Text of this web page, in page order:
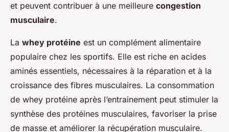
et peuvent contribuer à une meilleure congestion
musculaire.
La whey protéine est un complément alimentaire
populaire chez les sportifs. Elle est riche en acides
aminés essentiels, nécessaires à la réparation et à la
croissance des fibres musculaires. La consommation
de whey protéine après l’entrainement peut stimuler la
synthèse des protéines musculaires, favoriser la prise
de masse et améliorer la récupération musculaire.